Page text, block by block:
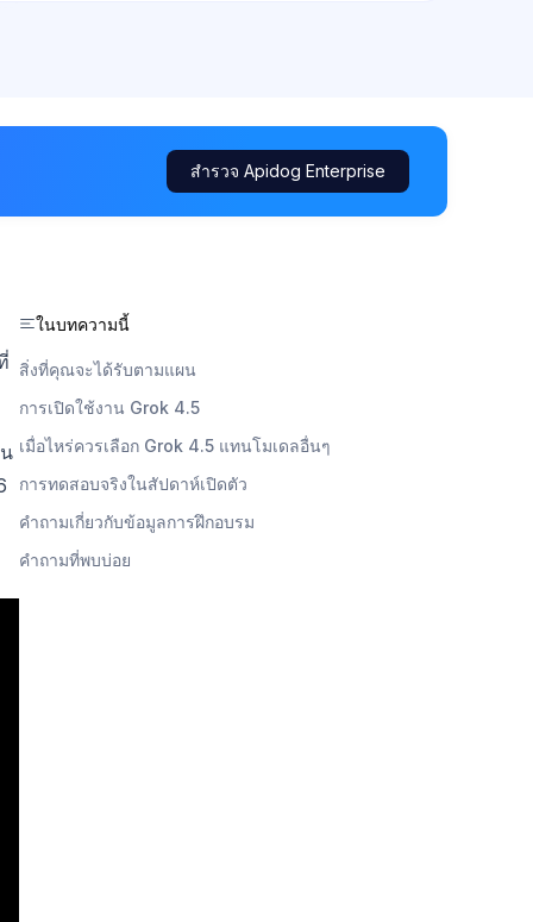
สำรวจ Apidog Enterprise
ในบทความนี้
สิ่งที่คุณจะได้รับตามแผน
การเปิดใช้งาน Grok 4.5
เมื่อไหร่ควรเลือก Grok 4.5 แทนโมเดลอื่นๆ
การทดสอบจริงในสัปดาห์เปิดตัว
คำถามเกี่ยวกับข้อมูลการฝึกอบรม
คำถามที่พบบ่อย